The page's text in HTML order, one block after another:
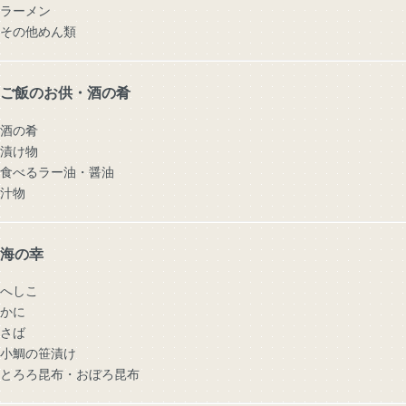
ラーメン
その他めん類
ご飯のお供・酒の肴
酒の肴
漬け物
食べるラー油・醤油
汁物
海の幸
へしこ
かに
さば
小鯛の笹漬け
とろろ昆布・おぼろ昆布